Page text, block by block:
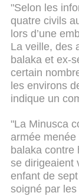
"Selon les
quatre civils
lors d’une
La veille, des
balaka et ex-
certain
les environs
indique un
"La Minusca
armée
balaka contre
se dirigeaient
enfant de
soigné par